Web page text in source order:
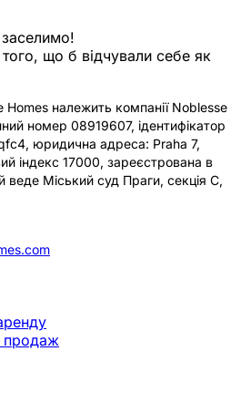
що б відчували себе як
належить компанії Noblesse
номер 08919607, ідентифікатор
юридична адреса: Praha 7,
індекс 17000, зареєстрована в
веде Міський суд Праги, секція C,
продаж